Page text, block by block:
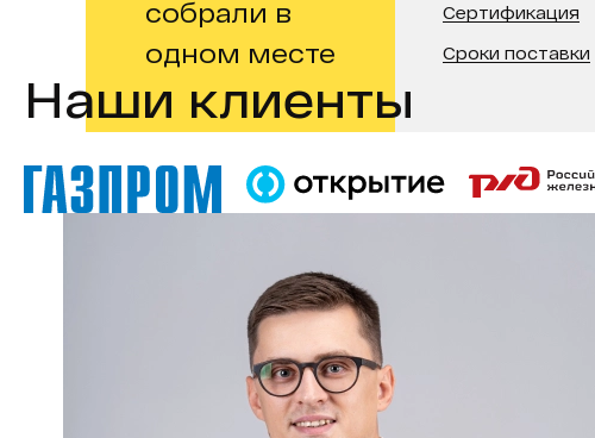
собрали в
одном месте
Сертификация
Сроки поставки
Наши клиенты